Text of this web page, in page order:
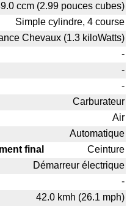
ccm (2.99 pouces cubes)
Simple cylindre, 4 course
Chevaux (1.3 kiloWatts)
-
-
-
Carburateur
Air
Automatique
final
Ceinture
Démarreur électrique
-
42.0 kmh (26.1 mph)